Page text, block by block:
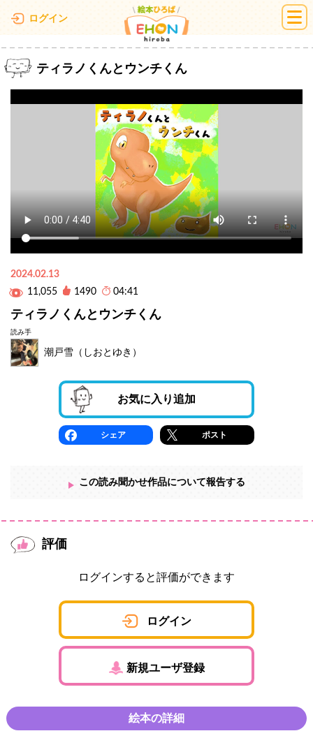
ログイン 絵本ひろば
ティラノくんとウンチくん
2024.02.13
11,055
1490 04:41
ティラノくんとウンチくん
読み手
潮戸雪（しおとゆき）
お気に入り追加
シェア ポスト
この読み聞かせ作品について報告する
評価
ログインすると評価ができます
ログイン
新規ユーザ登録
絵本の詳細